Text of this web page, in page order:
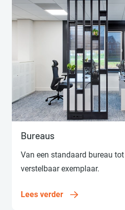
Lees verder
Bureaus
Van een standaard bureau
verstelbaar exemplaar.
Lees verder